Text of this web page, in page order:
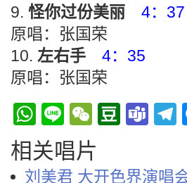
怪你过份美丽
4：37
原唱：张国荣
左右手
4：35
原唱：张国荣
WhatsApp
LineWeChat
相关唱片
刘美君 大开色界演唱